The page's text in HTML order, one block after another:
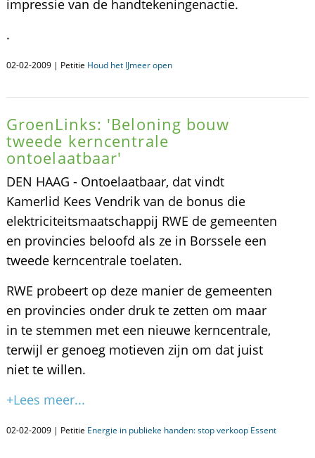
impressie van de handtekeningenactie.
.
02-02-2009 | Petitie Houd het IJmeer open
GroenLinks: 'Beloning bouw
tweede kerncentrale
ontoelaatbaar'
DEN HAAG - Ontoelaatbaar, dat vindt
Kamerlid Kees Vendrik van de bonus die
elektriciteitsmaatschappij RWE de gemeenten
en provincies beloofd als ze in Borssele een
tweede kerncentrale toelaten.
RWE probeert op deze manier de gemeenten
en provincies onder druk te zetten om maar
in te stemmen met een nieuwe kerncentrale,
terwijl er genoeg motieven zijn om dat juist
niet te willen.
+Lees meer...
02-02-2009 | Petitie Energie in publieke handen: stop verkoop Essent